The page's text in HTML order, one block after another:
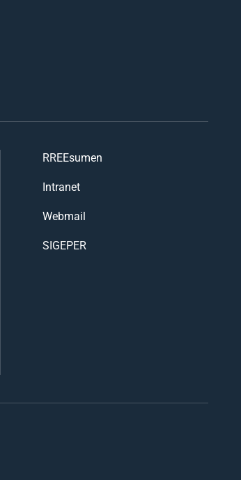
RREEsumen
Intranet
Webmail
SIGEPER